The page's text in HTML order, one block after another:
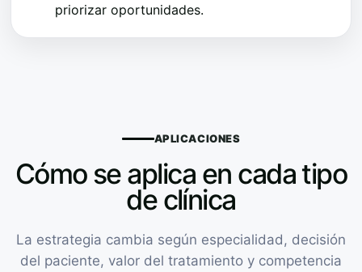
priorizar oportunidades.
APLICACIONES
Cómo se aplica en cada tipo
de clínica
La estrategia cambia según especialidad, decisión
del paciente, valor del tratamiento y competencia